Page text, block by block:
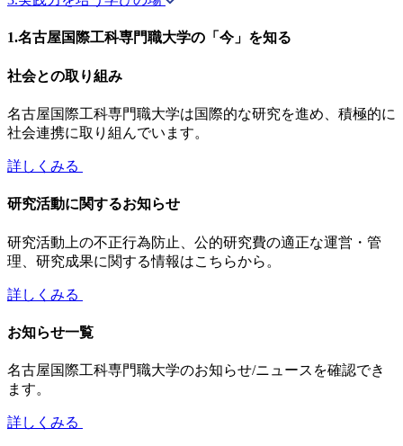
1.名古屋国際工科専門職大学の「今」を知る
社会との取り組み
名古屋国際工科専門職大学は国際的な研究を進め、積極的に
社会連携に取り組んでいます。
詳しくみる
研究活動に関するお知らせ
研究活動上の不正行為防止、公的研究費の適正な運営・管
理、研究成果に関する情報はこちらから。
詳しくみる
お知らせ一覧
名古屋国際工科専門職大学のお知らせ/ニュースを確認でき
ます。
詳しくみる